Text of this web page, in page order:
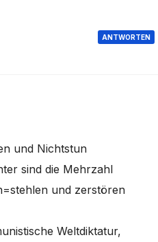
ANTWORTEN
und Nichtstun
sind die Mehrzahl
und zerstören
Weltdiktatur,